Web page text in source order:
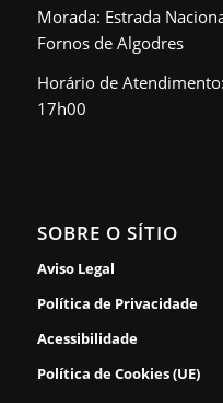
Morada: Estrada
Fornos de Algodres
Horário de
17h00
SOBRE O SÍTIO
Aviso Legal
Política de Privacidade
Acessibilidade
Política de Cookies (UE)